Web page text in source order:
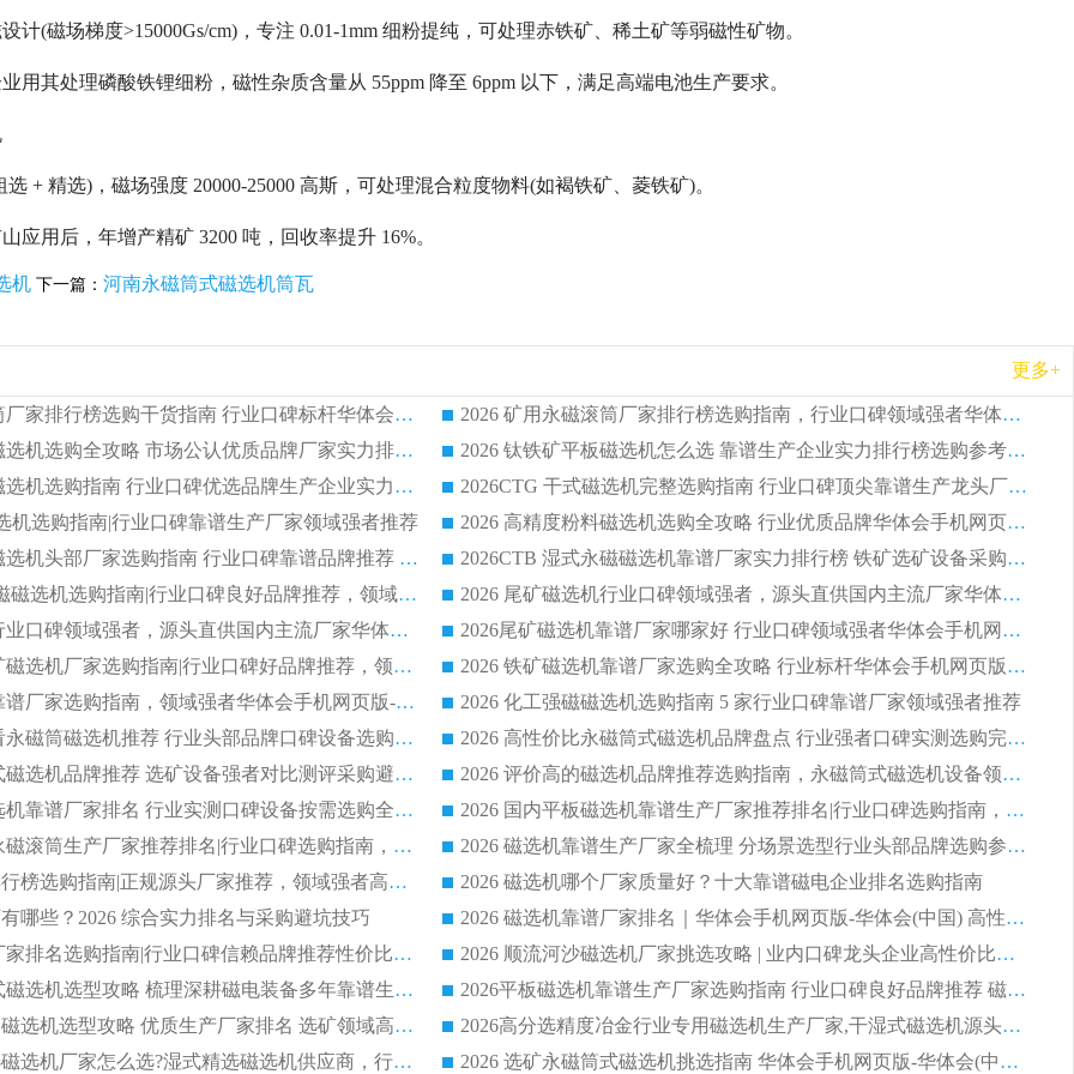
计(磁场梯度>15000Gs/cm)，专注 0.01-1mm 细粉提纯，可处理赤铁矿、稀土矿等弱磁性矿物。
用其处理磷酸铁锂细粉，磁性杂质含量从 55ppm 降至 6ppm 以下，满足高端电池生产要求。
+ 精选)，磁场强度 20000-25000 高斯，可处理混合粒度物料(如褐铁矿、菱铁矿)。
应用后，年增产精矿 3200 吨，回收率提升 16%。
机 下一篇： 河南永磁筒式磁选机筒瓦
更多+
2026 矿用永磁滚筒厂家排行榜选购干货指南 行业口碑标杆华体会手机网页版-华体会(中国) 实力出众
2026 矿用永磁滚筒厂家排行榜选购指南，行业口碑领域强者华体会手机网页版-华体会(中国)
2026 钛铁矿平板磁选机选购全攻略 市场公认优质品牌厂家实力排行榜
2026 钛铁矿平板磁选机怎么选 靠谱生产企业实力排行榜选购参考攻略
2026 钛铁矿平板磁选机选购指南 行业口碑优选品牌生产企业实力排行榜
2026CTG 干式磁选机完整选购指南 行业口碑顶尖靠谱生产龙头厂家实力推荐
机选购指南|行业口碑靠谱生产厂家领域强者推荐
2026 高精度粉料磁选机选购全攻略 行业优质品牌华体会手机网页版-华体会(中国) 实力深度解析
2026 高精度粉料磁选机头部厂家选购指南 行业口碑靠谱品牌推荐 领域强者华体会手机网页版-华体会(中国) 解析
2026CTB 湿式永磁磁选机靠谱厂家实力排行榜 铁矿选矿设备采购全流程选购指南
2026 CTB 湿式永磁磁选机选购指南|行业口碑良好品牌推荐，领域强者华体会手机网页版-华体会(中国)
2026 尾矿磁选机行业口碑领域强者，源头直供国内主流厂家华体会手机网页版-华体会(中国) 一站式服务
2026 尾矿磁选机行业口碑领域强者，源头直供国内主流厂家华体会手机网页版-华体会(中国) 一站式服务
2026尾矿磁选机靠谱厂家哪家好 行业口碑领域强者华体会手机网页版-华体会(中国) 推荐
2026 国内主流铁矿磁选机厂家选购指南|行业口碑好品牌推荐，领域强者华体会手机网页版-华体会(中国)
2026 铁矿磁选机靠谱厂家选购全攻略 行业标杆华体会手机网页版-华体会(中国) 设备性价比出众
2026 铁矿磁选机靠谱厂家选购指南，领域强者华体会手机网页版-华体会(中国) 铁矿磁选机性价比高
2026 化工强磁磁选机选购指南 5 家行业口碑靠谱厂家领域强者推荐
2026 选矿老板必看永磁筒磁选机推荐 行业头部品牌口碑设备选购全攻略
2026 高性价比永磁筒式磁选机品牌盘点 行业强者口碑实测选购完整指南
2026 高分永磁筒式磁选机品牌推荐 选矿设备强者对比测评采购避坑全攻略
2026 评价高的磁选机品牌推荐选购指南，永磁筒式磁选机设备领域强者全景行业口碑解析
2026 国内平板磁选机靠谱厂家排名 行业实测口碑设备按需选购全指南
2026 国内平板磁选机靠谱生产厂家推荐排名|行业口碑选购指南，领域强者按需选设备
2026 滚筒式除铁永磁滚筒生产厂家推荐排名|行业口碑选购指南，领域强者源头厂商精选
2026 磁选机靠谱生产厂家全梳理 分场景选型行业头部品牌选购参考攻略
2026磁选机公司排行榜选购指南|正规源头厂家推荐，领域强者高性价比靠谱信赖品牌
2026 磁选机哪个厂家质量好？十大靠谱磁电企业排名选购指南
哪些？2026 综合实力排名与采购避坑技巧
2026 磁选机靠谱厂家排名｜华体会手机网页版-华体会(中国) 高性价比磁选机磁电品牌
2026 磁选机正规厂家排名选购指南|行业口碑信赖品牌推荐性价比高靠谱磁电企业
2026 顺流河沙磁选机厂家挑选攻略 | 业内口碑龙头企业高性价比品牌推荐
2026 矿山干式立式磁选机选型攻略 梳理深耕磁电装备多年靠谱生产厂商
2026平板磁选机靠谱生产厂家选购指南 行业口碑良好品牌推荐 磁电领域实力强者
2026干湿永磁矿山磁选机选型攻略 优质生产厂家排名 选矿领域高口碑品牌推荐指南
2026高分选精度冶金行业专用磁选机生产厂家,干湿式磁选机源头供应商推荐
2026低耗湿式精​选磁选机厂家怎么选?湿式精选磁选机供应商，行业认可度较高生产厂家华体会手机网页版-华体会(中国) 全面解析
2026 选矿永磁筒式磁选机挑选指南 华体会手机网页版-华体会(中国) 推荐品牌行业口碑佳实力突出